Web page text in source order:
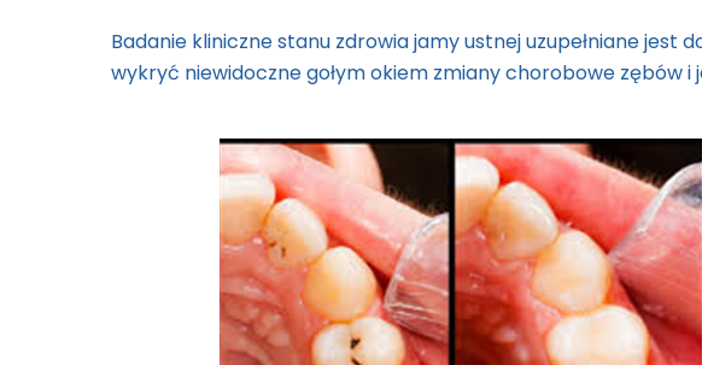
Badanie kliniczne stanu zdrowia jamy ustnej uzupełniane
wykryć niewidoczne gołym okiem zmiany chorobowe zębów i